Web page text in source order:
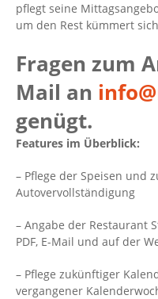
pflegt seine
um den Rest kümmert
Fragen zum
Mail an
genügt.
Features im Überblick:
– Pflege der Speisen und
Autovervollständigung
– Angabe der Restaurant
PDF, E-Mail und auf der
– Pflege zukünftiger
vergangener